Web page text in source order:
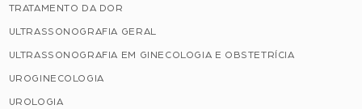
TRATAMENTO DA DOR
ULTRASSONOGRAFIA GERAL
ULTRASSONOGRAFIA EM GINECOLOGIA E OBSTETRÍCIA
UROGINECOLOGIA
UROLOGIA